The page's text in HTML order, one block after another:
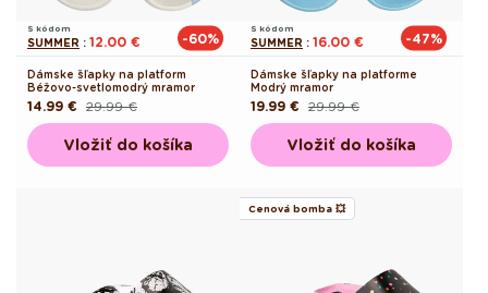
S kódom
SUMMER : 12.00 € -60%
Dámske šľapky na platform
Béžovo-svetlomodrý mramor
Pôvodná
cena
29.99 €
Akciová
cena
14.99 €
Vložiť do košíka
S kódom
SUMMER : 16.00 € -47%
Dámske šľapky na platforme
Modrý mramor
Pôvodná
cena
29.99 €
Akciová
cena
19.99 €
Vložiť do košíka
Cenová bomba 💥